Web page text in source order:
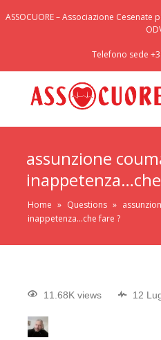
ASSOCUORE – Associazione
Telefono sede
assunzione
Home » Questions »
inappetenza…che fare ?
11.68K views 12